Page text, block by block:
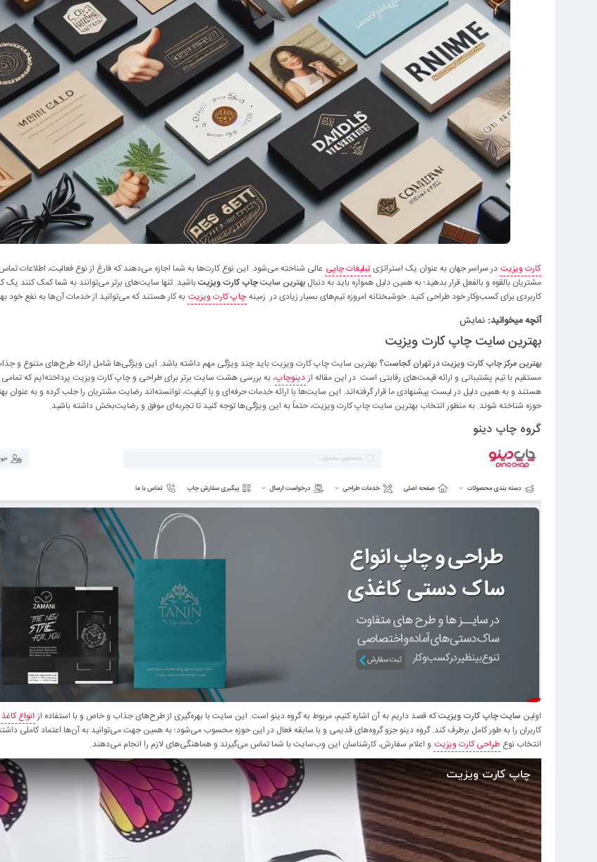
کارت ویزیت در سراسر جهان به عنوان یک استراتژی تبلیغات چاپی عالی شناخته می‌شود. این نوع کارت‌‌ها به شما اجازه می‌دهند که فارغ از نوع فعالیت، اطلاعات تماس
مشتریان بالقوه و بالفعل قرار بدهید؛ به همین دلیل همواره باید به دنبال بهترین سایتچاپ کارت ویزیتباشید. تنها سایت‌های برتر می‌توانند به شما کمک کنند
کاربردی برای کسب‌و‌کار خود طراحی کنید. خوشبختانه امروزه تیم‌های بسیار زیادی در زمینه چاپ کارت ویزیت به کار هستند که می‌توانید از خدمات آن‌ها به نفع خود
آنچه میخوانید: نمایش
بهترین سایت چاپ کارت ویزیت
بهترین مرکز چاپ کارت ویزیت در تهران کجاست؟بهترین سایت چاپ کارت ویزیت باید چند ویژگی مهم داشته باشد. این ویژگی‌ها شامل ارائه طرح‌های متنوع و
مستقیم با تیم پشتیبانی و ارائه قیمت‌های رقابتی است. در این مقاله از دینوچاپ، به بررسی هشت سایت برتر برای طراحی و چاپ کارت ویزیت پرداخته‌ایم که تمامی
هستند و به همین دلیل در لیست پیشنهادی ما قرار گرفته‌اند. این سایت‌ها با ارائه خدمات حرفه‌ای و با کیفیت، توانسته‌اند رضایت مشتریان را جلب کرده و به عنوان
حوزه شناخته شوند. به منظور انتخاب بهترین سایت چاپ کارت ویزیت، حتماً به این ویژگی‌ها توجه کنید تا تجربه‌ای موفق و رضایت‌بخش داشته باشید.
گروه چاپ دینو
اولین سایت چاپ کارت ویزیتکه قصد داریم به آن اشاره کنیم، مربوط به گروه دینو است. این سایت با بهره‌گیری از طرح‌های جذاب و خاص و با استفاده از انواع
کاربران را به طور کامل برطرف کند. گروه دینو جزو گروه‌های قدیمی و با سابقه فعال در این حوزه محسوب می‌شود؛ به همین جهت می‌توانید به آن‌ها اعتماد کاملی
انتخاب نوع طراحی کارت ویزیت و اعلام سفارش، کارشناسان این وب‌سایت با شما تماس می‌گیرند و هماهنگی‌های لازم را انجام می‌دهند.